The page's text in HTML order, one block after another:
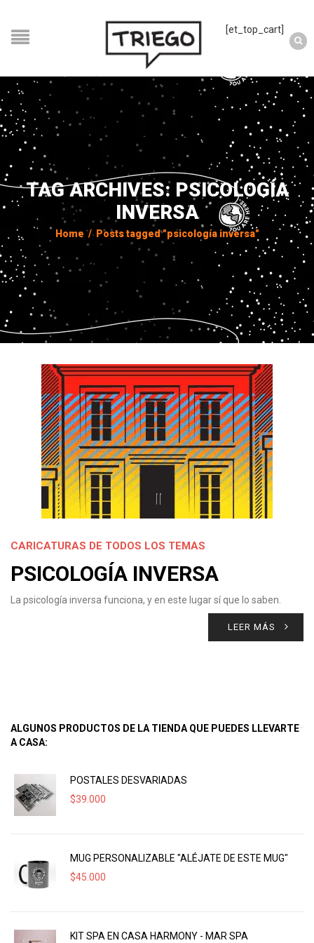
[et_top_cart]
TAG ARCHIVES: PSICOLOGÍA
INVERSA
Home / Posts tagged "psicología inversa"
CARICATURAS DE TODOS LOS TEMAS
PSICOLOGÍA INVERSA
La psicología inversa funciona, y en este lugar sí que lo saben.
LEER MÁS
ALGUNOS PRODUCTOS DE LA TIENDA QUE PUEDES LLEVARTE
A CASA:
POSTALES DESVARIADAS
$39.000
MUG PERSONALIZABLE "ALÉJATE DE ESTE MUG"
$45.000
KIT SPA EN CASA HARMONY - MAR SPA